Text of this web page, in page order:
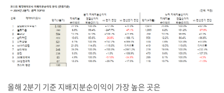
올해 2분기 기준 지배지분순이익이 가장 높은 곳은